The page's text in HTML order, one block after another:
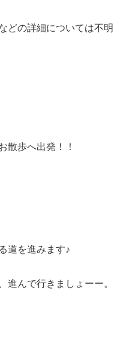
どの詳細については不明
散歩へ出発！！
道を進みます♪
進んで行きましょーー。